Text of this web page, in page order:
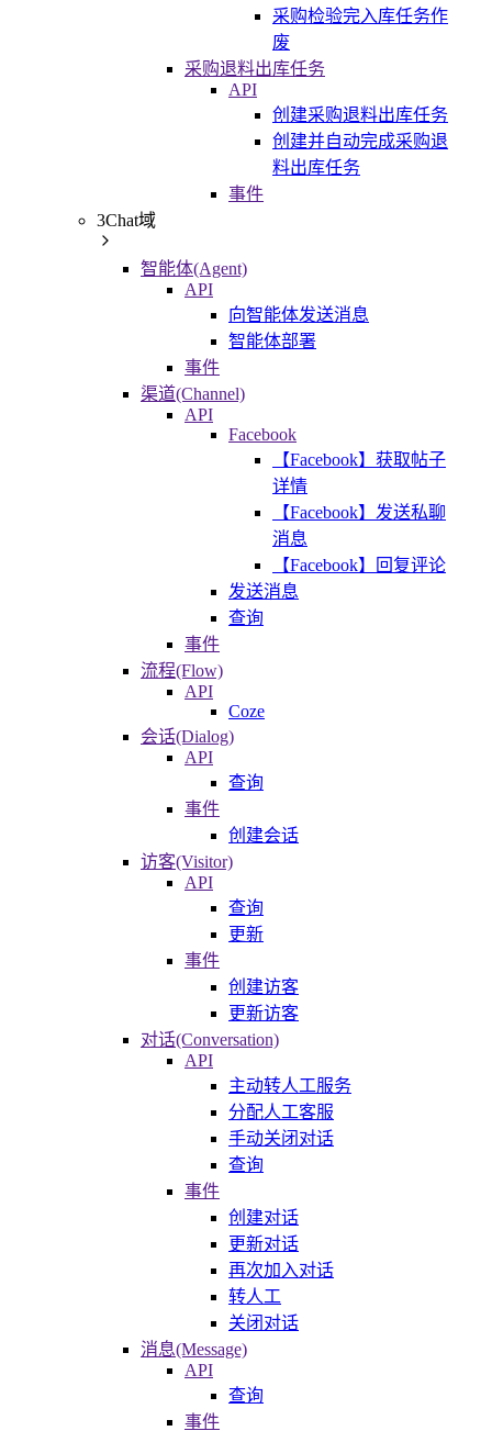
采购检验完入库任务作
废
采购退料出库任务
API
创建采购退料出库任务
创建并自动完成采购退
料出库任务
事件
3Chat域
智能体(Agent)
API
向智能体发送消息
智能体部署
事件
渠道(Channel)
API
Facebook
【Facebook】获取帖子
详情
【Facebook】发送私聊
消息
【Facebook】回复评论
发送消息
查询
事件
流程(Flow)
API
Coze
会话(Dialog)
API
查询
事件
创建会话
访客(Visitor)
API
查询
更新
事件
创建访客
更新访客
对话(Conversation)
API
主动转人工服务
分配人工客服
手动关闭对话
查询
事件
创建对话
更新对话
再次加入对话
转人工
关闭对话
消息(Message)
API
查询
事件